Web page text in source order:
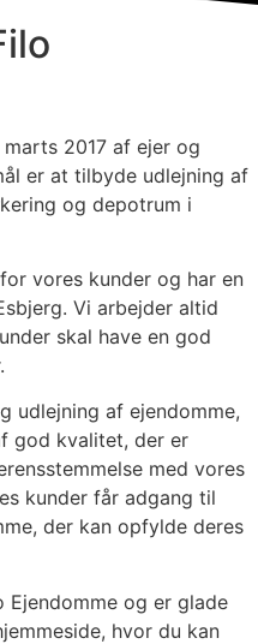
2017 af ejer og
er at tilbyde udlejning af
og depotrum i
vores kunder og har en
Vi arbejder altid
skal have en god
udlejning af ejendomme,
god kvalitet, der er
med vores
kunder får adgang til
der kan opfylde deres
og er glade
hvor du kan